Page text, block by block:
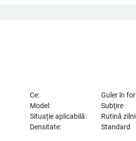
Ce:
Guler în
Model:
Subţire
Situație aplicabilă:
Rutină
Densitate: Standard